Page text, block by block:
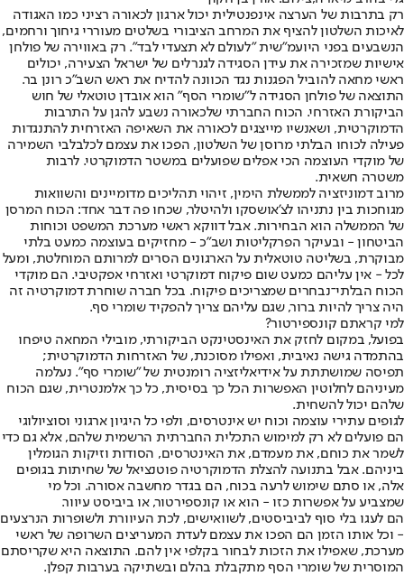
רק בתרבות של הערצה אינפנטילית יכול ארגון לכאורה רציני כמו האגודה
לאיכות השלטון להציף את המרחב הציבורי בשלטים מעוררי גיחוך ורחמים,
הנשבעים בפני היועמ"שית "לעולם לא תצעדי לבד". רק באווירה של פולחן
אישיות שמזכירה את עידן הסגידה לגנרלים של ישראל הצעירה, יכולים
ראשי מחאה להוביל הפגנות נגד הכוונה להדיח את ראש השב"כ רונן בר.
התוצאה של פולחן הסגידה ל"שומרי הסף" הוא אובדן טוטאלי של חוש
הביקורת האזרחי. הכוח החברתי שלכאורה נשבע להגן על התרבות
הדמוקרטית, ושאנשיו מייצגים לכאורה את השאיפה האזרחית להתנגדות
פעילה לכוחו הבלתי מרוסן של השלטון, הפכו את עצמם לכלבלבי השמירה
של מוקדי העוצמה הכי אפלים שפועלים במשטר הדמוקרטי. לרבות
משטרה חשאית.
מרוב דמוניזציה לממשלת הימין, זיהוי תהליכים מדומיינים והשוואות
מגוחכות בין נתניהו לצ'אושסקו ולהיטלר, שכחו פה דבר אחד: הכוח המרסן
של הממשלה הוא הבחירות. אבל דווקא ראשי מערכת המשפט וכוחות
הביטחון - ובעיקר הפרקליטות ושב"כ - מחזיקים בעוצמה כמעט בלתי
מבוקרת, בשליטה טוטאלית על הארגונים הסרים למרותם המוחלטת, ומעל
לכל - אין עליהם כמעט שום פיקוח דמוקרטי ואזרחי אפקטיבי. הם מוקדי
הכוח הבלתי־נבחרים שמצריכים פיקוח. בכל חברה שוחרת דמוקרטיה זה
היה צריך להיות ברור, שגם עליהם צריך להפקיד שומרי סף.
למי קראתם קונספירטור?
בפועל, במקום לחזק את האינסטינקט הביקורתי, מובילי המחאה טיפחו
בהתמדה גישה נאיבית, ואפילו מסוכנת, של האזרחות הדמוקרטית;
תפיסה שמושתתת על אידיאליזציה רומנטית של "שומרי סף". נעלמה
מעיניהם לחלוטין האפשרות הכל כך בסיסית, כל כך אלמנטרית, שגם הכוח
שלהם יכול להשחית.
לגופים עתירי עוצמה וכוח יש אינטרסים, ולפי כל היגיון ארגוני וסוציולוגי
הם פועלים לא רק למימוש התכלית החברתית הרשמית שלהם, אלא גם כדי
לשמר את כוחם, את מעמדם, את האינטרסים, הסודות וזיקות הגומלין
ביניהם. אבל בתנועה להצלת הדמוקרטיה פוטנציאל של שחיתות בגופים
אלה, או סתם שימוש לרעה בכוח, הם בגדר מחשבה אסורה. וכל מי
שמצביע על אפשרות כזו - הוא או קונספירטור, או ביביסט עיוור.
הם לעגו בלי סוף לביביסטים, לשוואישים, לכת העיוורת ולשופרות הנרצעים
- וכל אותו הזמן הם הפכו את עצמם לעדת המעריצים השרופה של ראשי
מערכת, שאפילו את הזכות לבחור בקלפי אין להם. התוצאה היא שקריסתם
המוסרית של שומרי הסף מתקבלת בהלם ובשתיקה בערבות קפלן.